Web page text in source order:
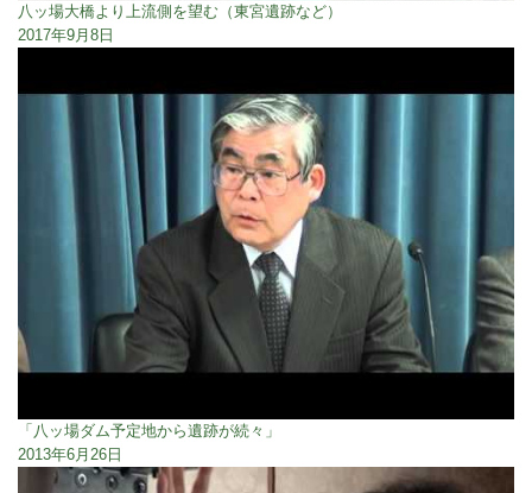
八ッ場大橋より上流側を望む（東宮遺跡など）
2017年9月8日
「八ッ場ダム予定地から遺跡が続々」
2013年6月26日